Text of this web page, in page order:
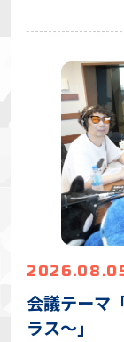
会議テーマ
ラス〜」